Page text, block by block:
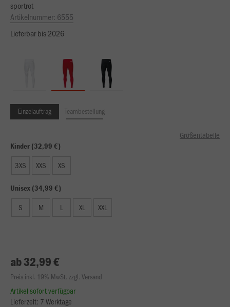
sportrot
Artikelnummer: 6555
Lieferbar bis 2026
Einzelauftrag Teambestellung
Größentabelle
Kinder (32,99 €)
3XS XXS XS
Unisex (34,99 €)
S M L XL XXL
ab 32,99 €
Preis inkl. 19% MwSt. zzgl. Versand
Artikel sofort verfügbar
Lieferzeit: 7 Werktage